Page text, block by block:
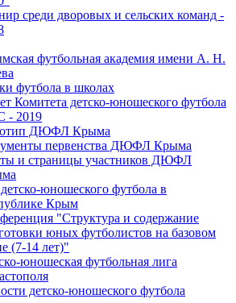
среди дворовых и сельских команд -
футбольная академия имени А. Н.
футбола в школах
Комитета детско-юношеского футбола
- 2019
ДЮФЛ Крыма
первенства ДЮФЛ Крыма
и страницы участников ДЮФЛ
юношеского футбола в
Крым
"Структура и содержание
юных футболистов на базовом
(7-14 лет)"
юношеская футбольная лига
детско-юношеского футбола